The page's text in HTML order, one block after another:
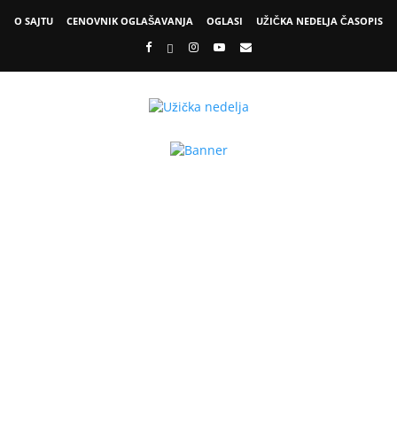
O SAJTU CENOVNIK OGLAŠAVANJA OGLASI UŽIČKA NEDELJA ČASOPIS